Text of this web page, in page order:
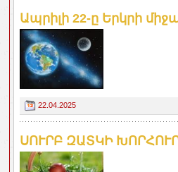
Ապրիլի 22-ը Երկրի
22.04.2025
ՍՈՒՐԲ ԶԱՏԿԻ